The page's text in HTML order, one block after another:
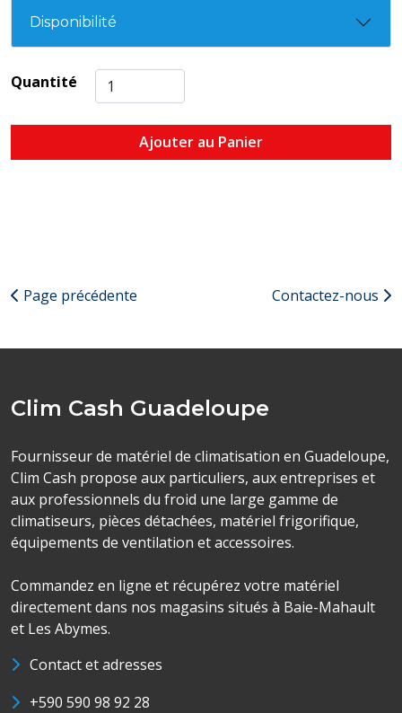
Disponibilité
Quantité
Ajouter au Panier
Page précédente Contactez-nous
Clim Cash Guadeloupe
Fournisseur de matériel de climatisation en Guadeloupe,
Clim Cash propose aux particuliers, aux entreprises et
aux professionnels du froid une large gamme de
climatiseurs, pièces détachées, matériel frigorifique,
équipements de ventilation et accessoires.
Commandez en ligne et récupérez votre matériel
directement dans nos magasins situés à Baie-Mahault
et Les Abymes.
Contact et adresses
+590 590 98 92 28